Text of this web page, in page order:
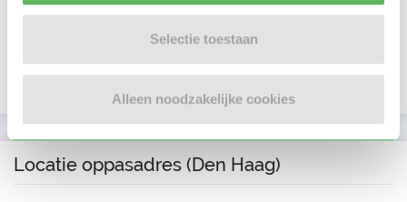
Selectie toestaan
Alleen noodzakelijke cookies
Telefoonnummer is geverifieerd
In het bezit van een VOG per 13 februari 2013
Locatie oppasadres (Den Haag)